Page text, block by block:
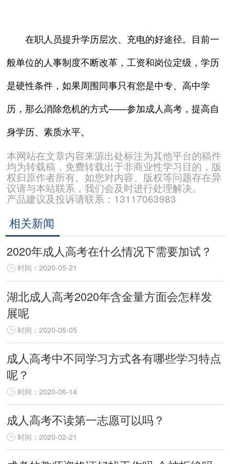
在职人员提升学历层次、充电的好途径。目前一
般单位的人事制度不断改革，工资和岗位定级，学历
是硬性条件，如果周围同事只有您是中专、高中学
历，那么消除危机的方式——参加成人高考，提高自
身学历、素质水平。
本网站在文章内容来源出处标注为其他平台的稿件
均为转载稿，免费转载出于非商业性学习目的，版
权归原作者所有。如您对内容、版权等问题存在异
议请与本站联系，我们会及时进行处理解决。
产品建议及投诉请联系：13117063983
相关新闻
2020年成人高考在什么情况下需要加试？
时间：2020-05-21
湖北成人高考2020年含金量方面会怎样发
展呢
时间：2020-05-05
成人高考中不同学习方式各有哪些学习特点
呢？
时间：2020-06-14
成人高考不读第一志愿可以吗？
时间：2020-02-21